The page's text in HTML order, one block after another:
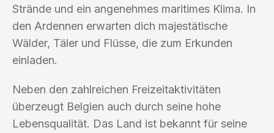
Strände und ein angenehmes maritimes Klima. In
den Ardennen erwarten dich majestätische
Wälder, Täler und Flüsse, die zum Erkunden
einladen.
Neben den zahlreichen Freizeitaktivitäten
überzeugt Belgien auch durch seine hohe
Lebensqualität. Das Land ist bekannt für seine